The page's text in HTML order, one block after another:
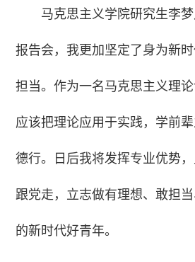
马克思主义学院研究生李
报告会，我更加坚定了身为新
担当。作为一名马克思主义理
应该把理论应用于实践，学前
德行。日后我将发挥专业优势，
跟党走，立志做有理想、敢担
的新时代好青年。